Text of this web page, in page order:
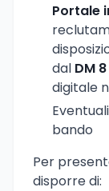
Portale
dal DM
digitale
bando
Per
disporre di: